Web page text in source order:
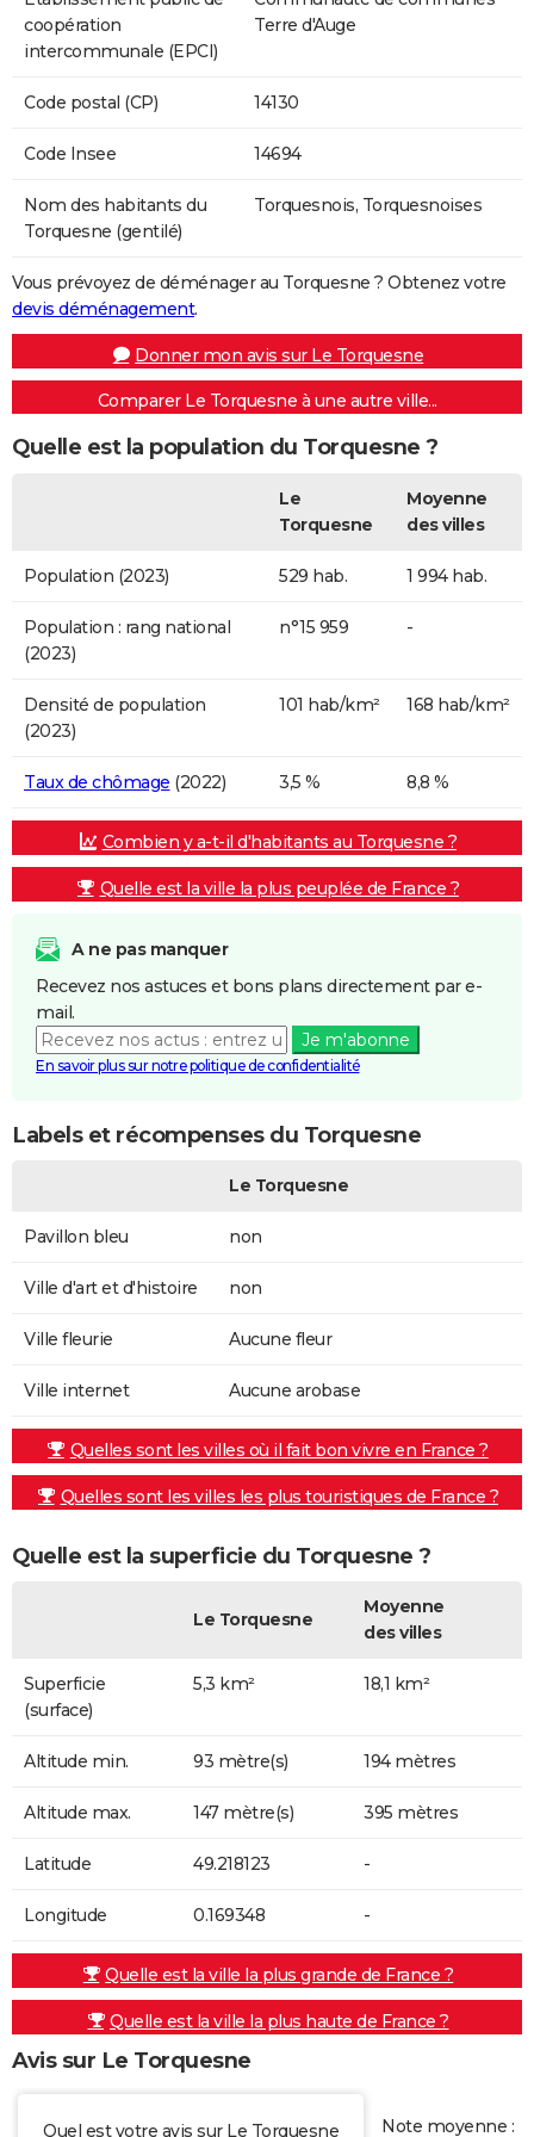
coopération
intercommunale (EPCI)
Terre d'Auge
Code postal (CP) 14130
Code Insee 14694
Nom des habitants du
Torquesne (gentilé)
Torquesnois, Torquesnoises
Vous prévoyez de déménager au Torquesne ? Obtenez votre
devis déménagement.
Donner mon avis sur Le Torquesne
Comparer Le Torquesne à une autre ville...
Quelle est la population du Torquesne ?
Le
Torquesne
Moyenne
des villes
Population (2023) 529 hab. 1 994 hab.
Population : rang national
(2023)
n°15 959 -
Densité de population
(2023)
101 hab/km² 168 hab/km²
Taux de chômage (2022) 3,5 % 8,8 %
Combien y a-t-il d'habitants au Torquesne ?
Quelle est la ville la plus peuplée de France ?
A ne pas manquer
Recevez nos astuces et bons plans directement par e-
mail.
Je m'abonne
En savoir plus sur notre politique de confidentialité
Labels et récompenses du Torquesne
Le Torquesne
Pavillon bleu non
Ville d'art et d'histoire non
Ville fleurie Aucune fleur
Ville internet Aucune arobase
Quelles sont les villes où il fait bon vivre en France ?
Quelles sont les villes les plus touristiques de France ?
Quelle est la superficie du Torquesne ?
Le Torquesne
Moyenne
des villes
Superficie
(surface)
5,3 km² 18,1 km²
Altitude min. 93 mètre(s) 194 mètres
Altitude max. 147 mètre(s) 395 mètres
Latitude 49.218123 -
Longitude 0.169348 -
Quelle est la ville la plus grande de France ?
Quelle est la ville la plus haute de France ?
Avis sur Le Torquesne
Quel est votre avis sur Le Torquesne Note moyenne :